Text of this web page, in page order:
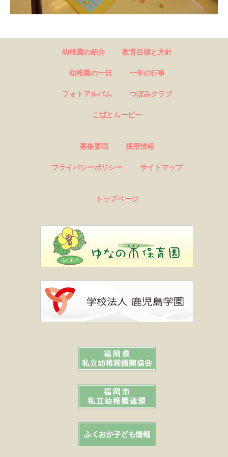
幼稚園の紹介 教育目標と方針
幼稚園の一日 一年の行事
フォトアルバム つぼみクラブ
こばとムービー
募集要項 採用情報
プライバシーポリシー サイトマップ
トップページ